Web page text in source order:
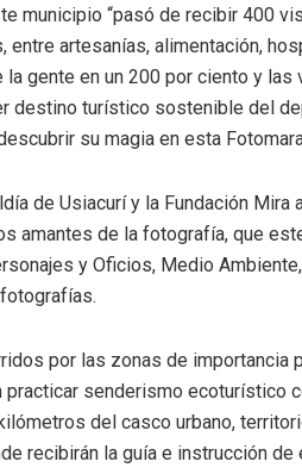
municipio “pasó de recibir 400
entre artesanías, alimentación,
gente en un 200 por ciento y
destino turístico sostenible del
su magia en esta
de Usiacurí y la Fundación
amantes de la fotografía, que
y Oficios, Medio
por las zonas de importancia
senderismo ecoturístico
del casco urbano,
recibirán la guía e instrucción